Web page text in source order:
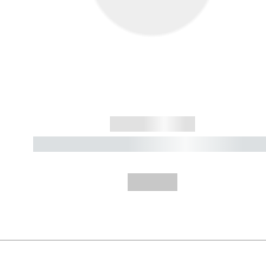
------------
----------- -----------